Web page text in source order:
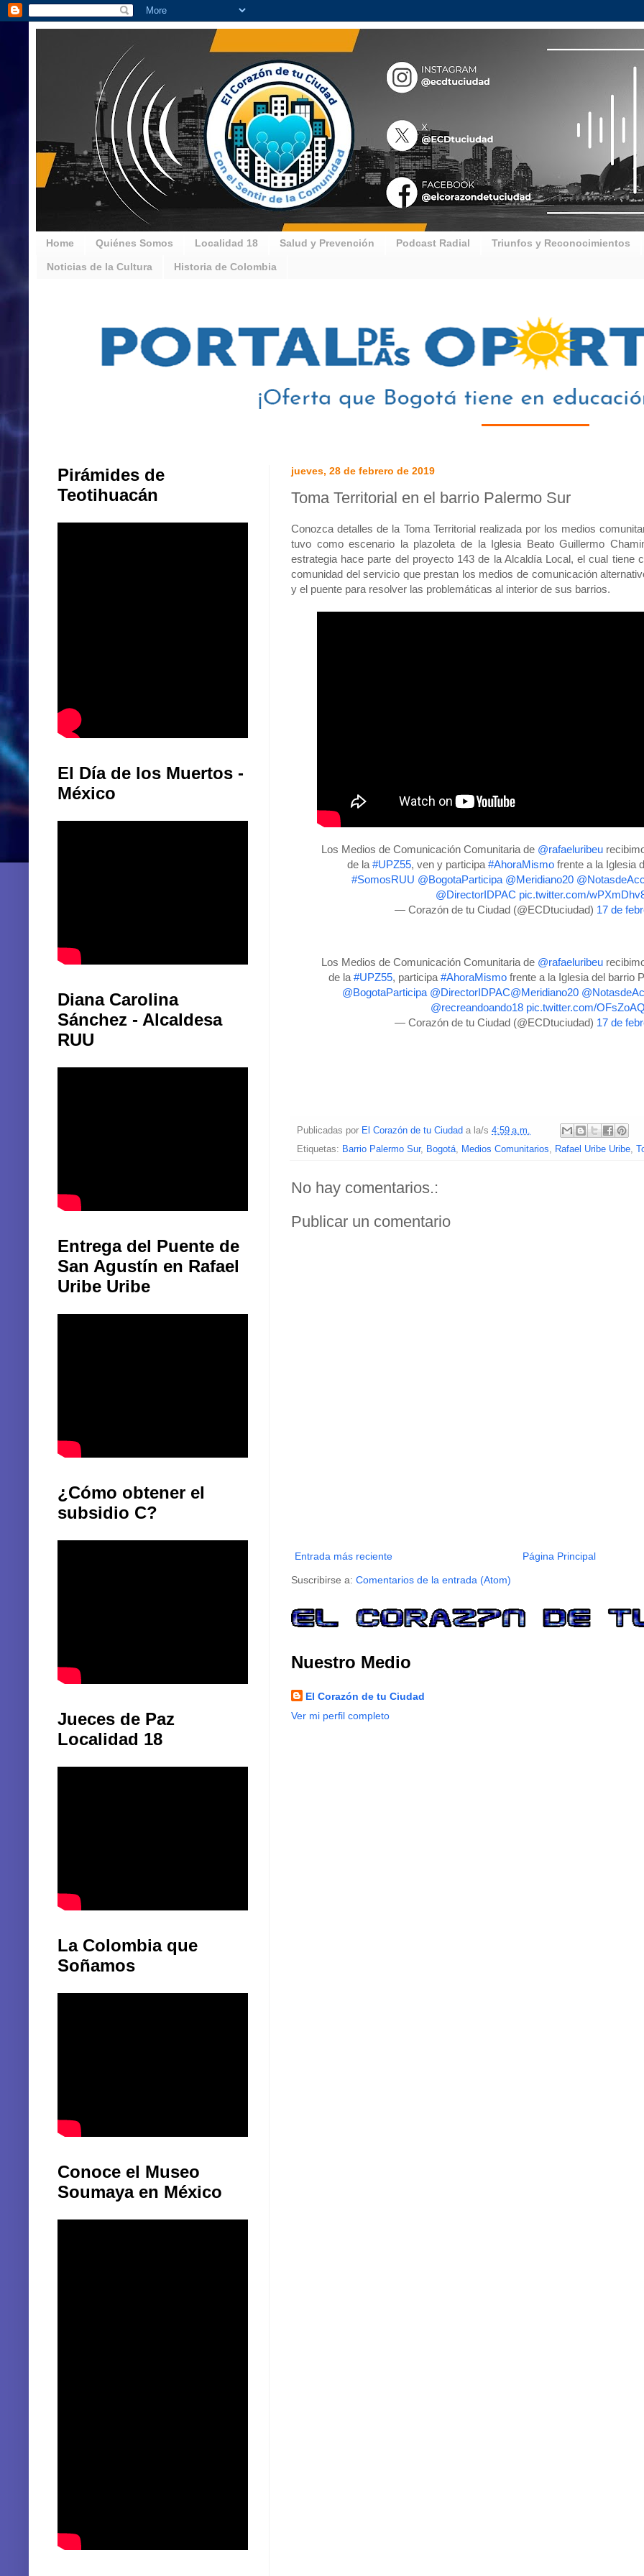
Home Quiénes Somos Localidad 18 Salud y Prevención Podcast Radial Triunfos y Reconocimientos
Noticias de la Cultura Historia de Colombia
jueves, 28 de febrero de 2019
Toma Territorial en el barrio Palermo Sur
Conozca detalles de la Toma Territorial realizada por los medios
tuvo como escenario la plazoleta de la Iglesia Beato Guillermo
estrategia hace parte del proyecto 143 de la Alcaldía Local, el cual tiene
comunidad del servicio que prestan los medios de comunicación
y el puente para resolver las problemáticas al interior de sus barrios.
Los Medios de Comunicación Comunitaria de @rafaeluribeu
de la #UPZ55, ven y participa #AhoraMismofrente a la Iglesia
#SomosRUU @BogotaParticipa @Meridiano20
@DirectorIDPAC pic.twitter.com/
— Corazón de tu Ciudad (@ECDtuciudad) 17 de
Los Medios de Comunicación Comunitaria de @rafaeluribeu
de la #UPZ55, participa #AhoraMismofrente a la Iglesia del barrio
@BogotaParticipa @DirectorIDPAC@Meridiano20
@recreandoando18 pic.twitter.com/
— Corazón de tu Ciudad (@ECDtuciudad) 17 de
Publicadas por El Corazón de tu Ciudad a la/s 4:59 a.m.
Etiquetas: Barrio Palermo Sur, Bogotá, Medios Comunitarios, Rafael Uribe Uribe,
No hay comentarios.:
Publicar un comentario
Entrada más reciente Página Principal
Suscribirse a: Comentarios de la entrada (Atom)
Nuestro Medio
El Corazón de tu Ciudad
Ver mi perfil completo
Pirámides de
Teotihuacán
El Día de los Muertos -
México
Diana Carolina
Sánchez - Alcaldesa
RUU
Entrega del Puente de
San Agustín en Rafael
Uribe Uribe
¿Cómo obtener el
subsidio C?
Jueces de Paz
Localidad 18
La Colombia que
Soñamos
Conoce el Museo
Soumaya en México